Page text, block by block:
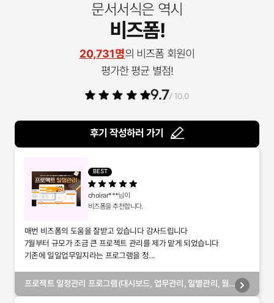
문서서식은 역시
비즈폼!
20,731명의 비즈폼 회원이
평가한 평균 별점!
9.7/ 10.0
후기 작성하러 가기
BEST
choirar***님이
비즈폼을 추천합니다.
매번 비즈폼의 도움을 잘받고 있습니다 감사드립니다
7월부터 규모가 조금 큰 프로젝트 관리를 제가 맡게 되었습니다
기존에 일일업무일지라는 프로그램을 정...
프로젝트 일정관리 프로그램(대시보드, 업무관리, 일별관리, 월